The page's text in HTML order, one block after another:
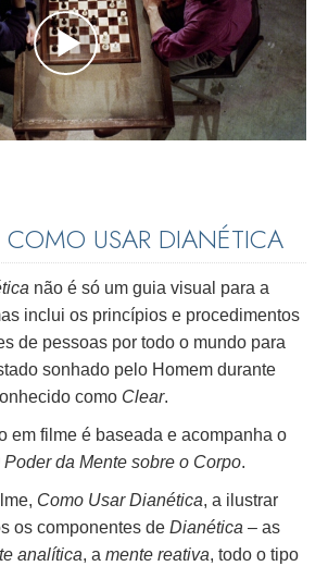
COMO USAR DIANÉTICA
não é só um guia visual para a
inclui os princípios e procedimentos
de pessoas por todo o mundo para
sonhado pelo Homem durante
como Clear.
em filme é baseada e acompanha o
da Mente sobre o Corpo.
Como Usar Dianética, a ilustrar
os componentes de Dianética – as
analítica, a mente reativa, todo o tipo